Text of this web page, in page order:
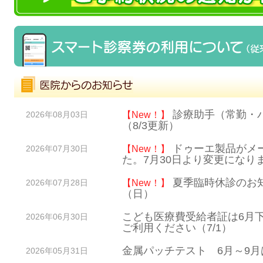
2026年08月03日 【New！】
診療助手（常勤・
（8/3更新）
2026年07月30日 【New！】
ドゥーエ製品が
た。7月30日より変更になり
2026年07月28日 【New！】
夏季臨時休診のお
（日）
2026年06月30日
こども医療費受給者証は6月
ご利用ください（7/1）
2026年05月31日 金属パッチテスト 6月～9月